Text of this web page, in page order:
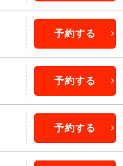
予約する
予約する
予約する